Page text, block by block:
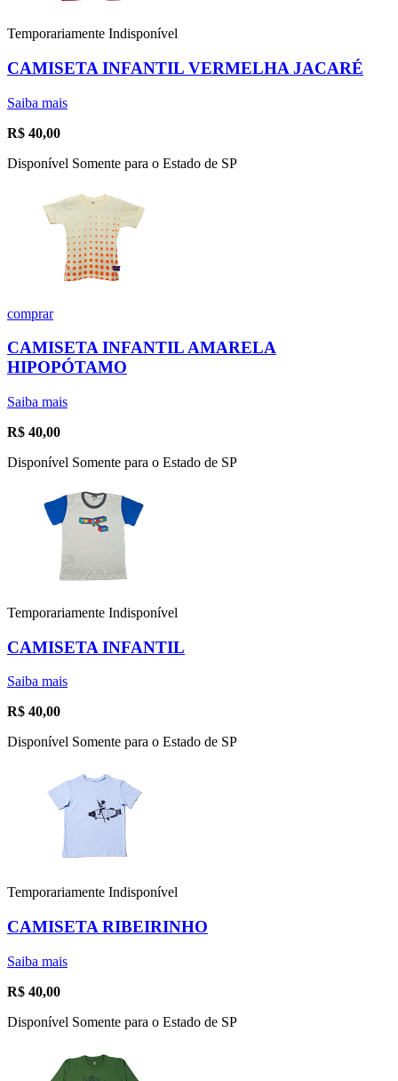
Temporariamente Indisponível
CAMISETA INFANTIL VERMELHA JACARÉ
Saiba mais
R$ 40,00
Disponível Somente para o Estado de SP
comprar
CAMISETA INFANTIL AMARELA
HIPOPÓTAMO
Saiba mais
R$ 40,00
Disponível Somente para o Estado de SP
Temporariamente Indisponível
CAMISETA INFANTIL
Saiba mais
R$ 40,00
Disponível Somente para o Estado de SP
Temporariamente Indisponível
CAMISETA RIBEIRINHO
Saiba mais
R$ 40,00
Disponível Somente para o Estado de SP